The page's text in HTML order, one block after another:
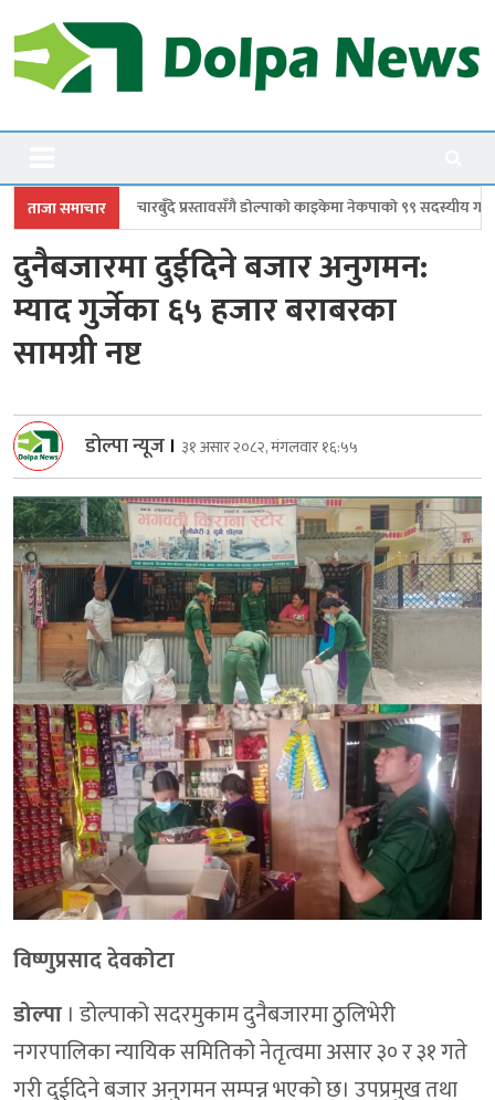
to
content
Dolpanews
ताजा समाचार
डाेल्पाकाे काइकेमा नेकपाकाे ९९ सदस्यीय गाउँ समिति गठन डोल्पामा
दुनैबजारमा दुईदिने बजार अनुगमन:
म्याद गुर्जेका ६५ हजार बराबरका
सामग्री नष्ट
डोल्पा न्यूज । ३१ असार २०८२, मंगलवार १६:५५
विष्णुप्रसाद देवकोटा
डोल्पा । डोल्पाको सदरमुकाम दुनैबजारमा ठुलिभेरी
नगरपालिका न्यायिक समितिको नेतृत्वमा असार ३० र ३१ गते
गरी दुईदिने बजार अनुगमन सम्पन्न भएको छ। उपप्रमुख तथा